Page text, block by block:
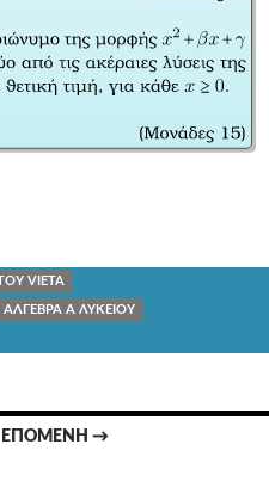
ΘΕΜΑΤΩΝ 1512
VIETA
ΑΛΓΕΒΡΑ Α ΛΥΚΕΙΟΥ
ΕΠΌΜΕΝΗ →